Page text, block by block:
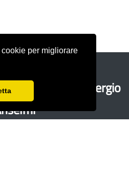
per migliorare
nel 1978 da
Sergio